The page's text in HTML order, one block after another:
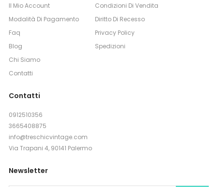
Il Mio Account
Modalità Di Pagamento
Faq
Blog
Chi Siamo
Contatti
Condizioni Di Vendita
Diritto Di Recesso
Privacy Policy
Spedizioni
Contatti
0912510356
3665408875
info@treschicvintage.com
Via Trapani 4, 90141 Palermo
Newsletter